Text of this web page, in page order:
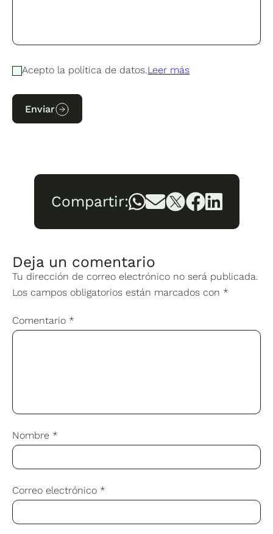
Acepto la política de datos.Leer más
Enviar
Compartir:
Deja un comentario
Tu dirección de correo electrónico no será publicada.
Los campos obligatorios están marcados con *
Comentario *
Nombre *
Correo electrónico *